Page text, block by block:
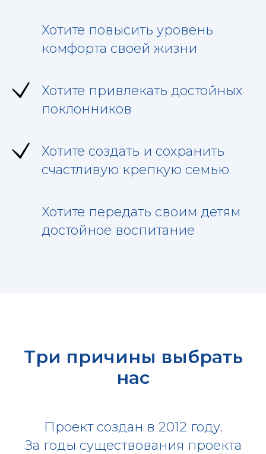
Хотите повысить уровень
комфорта своей жизни
Хотите привлекать достойных
поклонников
Хотите создать и сохранить
счастливую крепкую семью
Хотите передать своим детям
достойное воспитание
Три причины выбрать
нас
Проект создан в 2012 году.
За годы существования проекта